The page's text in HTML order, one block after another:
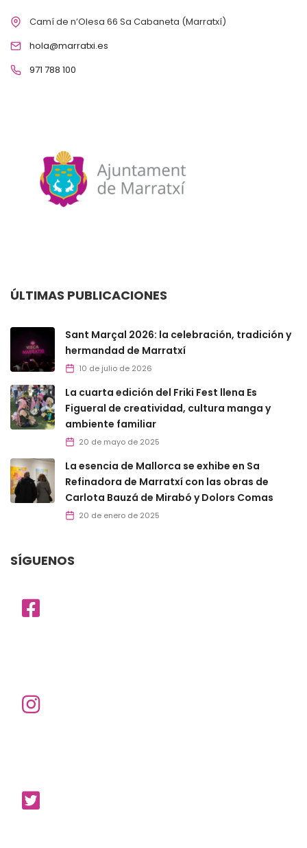
Camí de n’Olesa 66 Sa Cabaneta (Marratxí)
hola@marratxi.es
971 788 100
ÚLTIMAS PUBLICACIONES
Sant Marçal 2026: la celebración, tradición y
hermandad de Marratxí
10 de julio de 2026
La cuarta edición del Friki Fest llena Es
Figueral de creatividad, cultura manga y
ambiente familiar
20 de mayo de 2025
La esencia de Mallorca se exhibe en Sa
Refinadora de Marratxí con las obras de
Carlota Bauzá de Mirabó y Dolors Comas
20 de enero de 2025
SÍGUENOS